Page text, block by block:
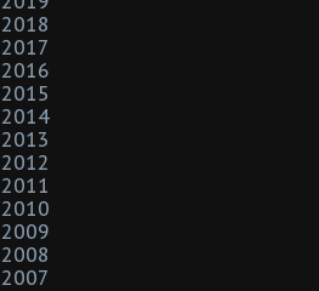
2018
2017
2016
2015
2014
2013
2012
2011
2010
2009
2008
2007